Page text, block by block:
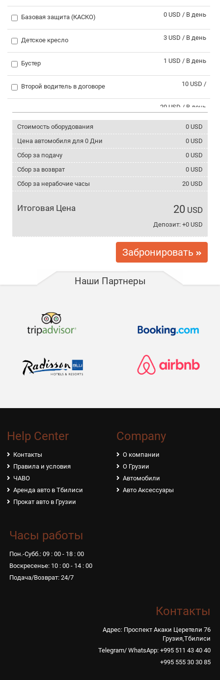
Базовая защита (КАСКО) 0 USD / В день
Детское кресло 3 USD / В день
Бустер 1 USD / В день
Второй водитель в договоре 10 USD /
20 USD / В день
Поездка в Сванетию 30 USD /
Зимние шины 0 USD / В день
Цепи противоскольжения 2 USD / В день
5 USD / В день
Багажник на крыше
Стоимость оборудования 0 USD
Цена автомобиля для 0 Дни 0 USD
Сбор за подачу
0 USD
Сбор за возврат
0 USD
Сбор за нерабочие часы
20 USD
Итоговая Цена 20 USD
Депозит: +0 USD
Забронировать
Наши Партнеры
Help Center
Контакты
Правила и условия
ЧАВО
Аренда авто в Тбилиси
Прокат авто в Грузии
Company
О компании
О Грузии
Автомобили
Авто Аксессуары
Часы работы
Пон.-Субб.: 09 : 00 - 18 : 00
Воскресенье: 10 : 00 - 14 : 00
Подача/Возврат: 24/7
Контакты
Адрес: Проспект Акаки Церетели 76
Грузия,Тбилиси
Telegram/ WhatsApp: +995 511 43 40 40
+995 555 30 30 85